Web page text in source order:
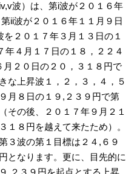
波）は、第i波が２０１６年
ii波が２０１６年１１月９日
２０１７年３月１３日の１
年４月１７日の１８，２２４
２０日の２０，３１８円で
な上昇波１，２，３，４，５
月８日の１９,２３９円で第
その後、２０１７年９月２１
１８円を越えて来たため）。
３波の第１目標は２４,６９
となります。更に、目先的に